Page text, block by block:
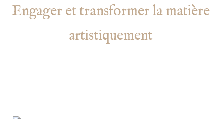
Engager et transformer la matière
artistiquement